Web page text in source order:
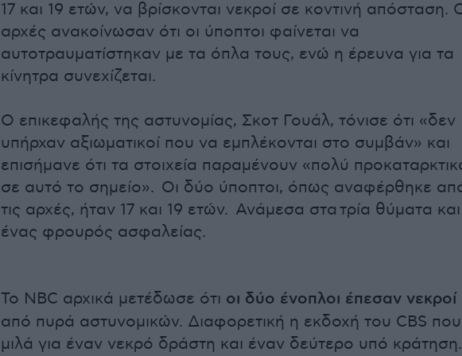
17 και 19 ετών, να βρίσκονται νεκροί σε κοντινή απόσταση.
αρχές ανακοίνωσαν ότι οι ύποπτοι φαίνεται να
αυτοτραυματίστηκαν με τα όπλα τους, ενώ η έρευνα για τα
κίνητρα συνεχίζεται.
Ο επικεφαλής της αστυνομίας, Σκοτ Γουάλ, τόνισε ότι «δεν
υπήρχαν αξιωματικοί που να εμπλέκονται στο συμβάν» και
επισήμανε ότι τα στοιχεία παραμένουν «πολύ
σε αυτό το σημείο». Οι δύο ύποπτοι, όπως αναφέρθηκε
τις αρχές, ήταν 17 και 19 ετών. Ανάμεσα στα τρία θύματα και
ένας φρουρός ασφαλείας.
Το NBC αρχικά μετέδωσε ότι οι δύο ένοπλοι έπεσαν νεκροί
από πυρά αστυνομικών. Διαφορετική η εκδοχή του CBS που
μιλά για έναν νεκρό δράστη και έναν δεύτερο υπό κράτηση.